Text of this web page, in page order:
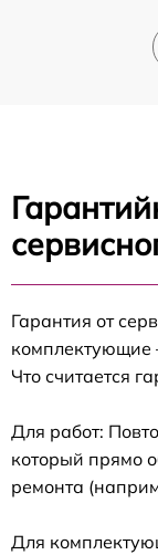
Гарантия от
комплектующие
Что считается
Для работ:
который прямо
ремонта
Для